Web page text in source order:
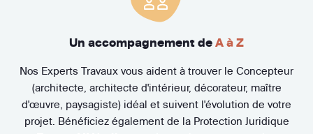
Un accompagnement de A à Z
Nos Experts Travaux vous aident à trouver le Concepteur
(architecte, architecte d'intérieur, décorateur, maître
d'œuvre, paysagiste) idéal et suivent l'évolution de votre
projet. Bénéficiez également de la Protection Juridique